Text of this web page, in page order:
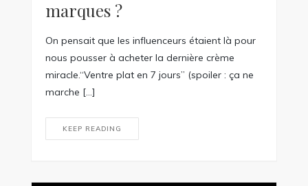
marques ?
On pensait que les influenceurs étaient là pour
nous pousser à acheter la dernière crème
miracle.“Ventre plat en 7 jours” (spoiler : ça ne
marche […]
KEEP READING